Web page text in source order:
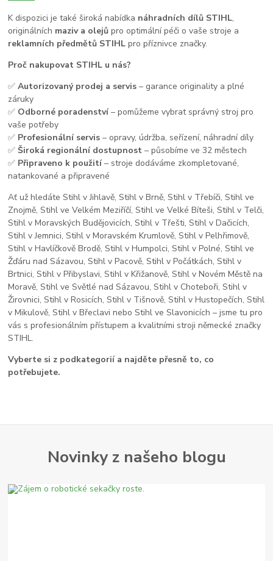
K dispozici je také široká nabídka náhradních dílů STIHL,
originálních maziv a olejů pro optimální péči o vaše stroje a
reklamních předmětů STIHL pro příznivce značky.
Proč nakupovat STIHL u nás?
✅Autorizovaný prodej a servis – garance originality a plné
záruky
✅ Odborné poradenství – pomůžeme vybrat správný stroj pro
vaše potřeby
✅ Profesionální servis – opravy, údržba, seřízení, náhradní díly
✅Široká regionální dostupnost – působíme ve 32 městech
✅ Připraveno k použití – stroje dodáváme zkompletované,
natankované a připravené
Ať už hledáte Stihl v Jihlavě, Stihl v Brně, Stihl v Třebíči, Stihl ve
Znojmě, Stihl ve Velkém Meziříčí, Stihl ve Velké Bíteši, Stihl v Telči,
Stihl v Moravských Budějovicích, Stihl v Třešti, Stihl v Dačicích,
Stihl v Jemnici, Stihl v Moravském Krumlově, Stihl v Pelhřimově,
Stihl v Havlíčkově Brodě, Stihl v Humpolci, Stihl v Polné, Stihl ve
Žďáru nad Sázavou, Stihl v Pacově, Stihl v Počátkách, Stihl v
Brtnici, Stihl v Přibyslavi, Stihl v Křižanově, Stihl v Novém Městě na
Moravě, Stihl ve Světlé nad Sázavou, Stihl v Choteboři, Stihl v
Žirovnici, Stihl v Rosicích, Stihl v Tišnově, Stihl v Hustopečích, Stihl
v Mikulově, Stihl v Břeclavi nebo Stihl ve Slavonicích – jsme tu pro
vás s profesionálním přístupem a kvalitními stroji německé značky
STIHL.
Vyberte si z podkategorií a najděte přesně to, co
potřebujete.
Novinky z našeho blogu